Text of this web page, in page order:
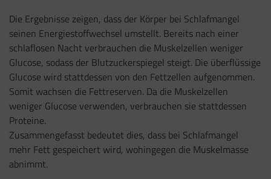
Die Ergebnisse zeigen, dass der Körper bei Schlafmangel
seinen Energiestoffwechsel umstellt. Bereits nach einer
schlaflosen Nacht verbrauchen die Muskelzellen weniger
Glucose, sodass der Blutzuckerspiegel steigt. Die überflüssige
Glucose wird stattdessen von den Fettzellen aufgenommen.
Somit wachsen die Fettreserven. Da die Muskelzellen
weniger Glucose verwenden, verbrauchen sie stattdessen
Proteine.
Zusammengefasst bedeutet dies, dass bei Schlafmangel
mehr Fett gespeichert wird, wohingegen die Muskelmasse
abnimmt.